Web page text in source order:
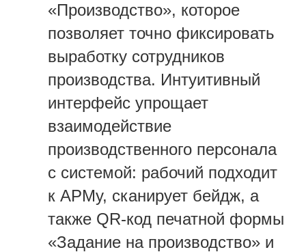
«Производство», которое
позволяет точно фиксировать
выработку сотрудников
производства. Интуитивный
интерфейс упрощает
взаимодействие
производственного персонала
с системой: рабочий подходит
к АРМу, сканирует бейдж, а
также QR-код печатной формы
«Задание на производство» и